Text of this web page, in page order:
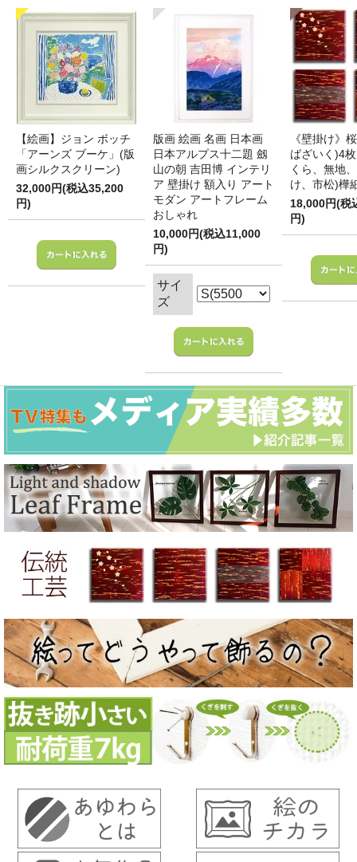
【絵画】ジョン ボッチ
「アーンズ ブーケ」(版
画シルクスクリーン)
32,000円(税込35,200
円)
版画 絵画 名画 日本画
日本アルプス十二題 劔
山の朝 吉田博 インテリ
ア 壁掛け 額入り アート
モダン アートフレーム
おしゃれ
10,000円(税込11,000
円)
サイ
ズ
《壁掛け》
ばざいく)4
くら、無地
け、市松)樺
18,000円(税
円)